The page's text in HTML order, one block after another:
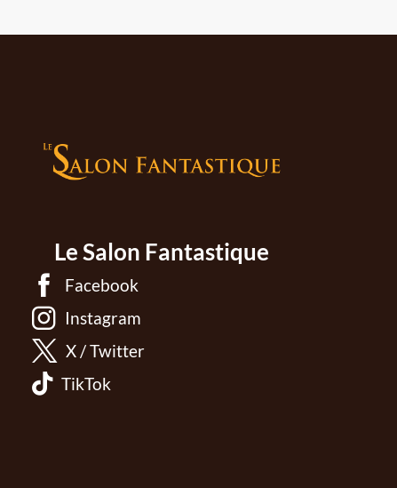
Le Salon Fantastique
Facebook
Instagram
X / Twitter
TikTok